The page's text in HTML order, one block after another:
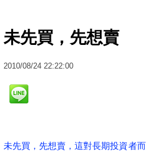
未先買，先想賣
2010/08/24 22:22:00
未先買，先想賣，這對長期投資者